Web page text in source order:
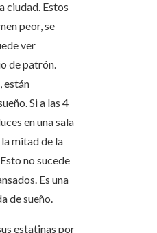
ciudad. Estos
peor, se
ver
de patrón.
están
Si a las 4
en una sala
mitad de la
no sucede
Es una
de sueño.
estatinas por